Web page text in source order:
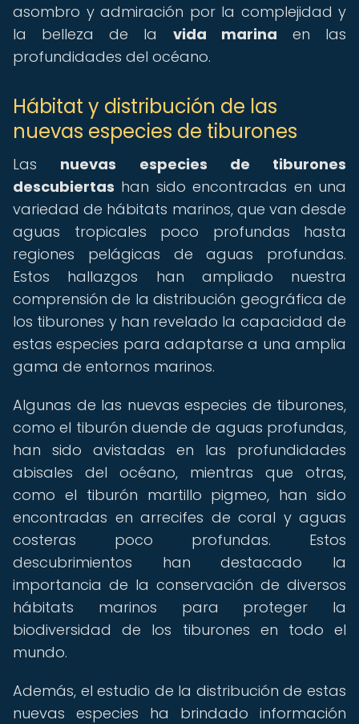
asombro y admiración por la complejidad y
la belleza de la vida marina en las
profundidades del océano.
Hábitat y distribución de las
nuevas especies de tiburones
Las nuevas especies de tiburones
descubiertas han sido encontradas en una
variedad de hábitats marinos, que van desde
aguas tropicales poco profundas hasta
regiones pelágicas de aguas profundas.
Estos hallazgos han ampliado nuestra
comprensión de la distribución geográfica de
los tiburones y han revelado la capacidad de
estas especies para adaptarse a una amplia
gama de entornos marinos.
Algunas de las nuevas especies de tiburones,
como el tiburón duende de aguas profundas,
han sido avistadas en las profundidades
abisales del océano, mientras que otras,
como el tiburón martillo pigmeo, han sido
encontradas en arrecifes de coral y aguas
costeras poco profundas. Estos
descubrimientos han destacado la
importancia de la conservación de diversos
hábitats marinos para proteger la
biodiversidad de los tiburones en todo el
mundo.
Además, el estudio de la distribución de estas
nuevas especies ha brindado información